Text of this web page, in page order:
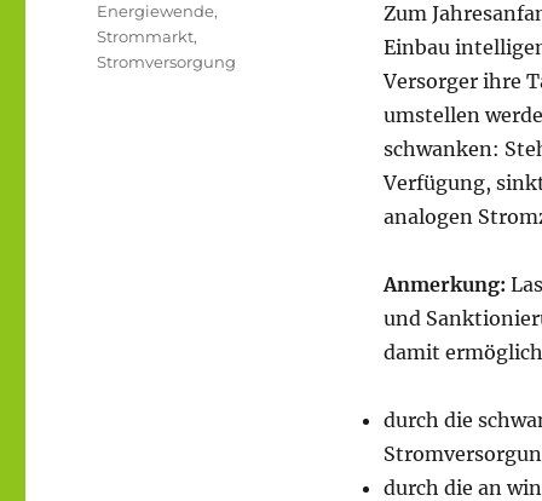
Zum
Einbau
Versorger ihre
umstellen
schwanken:
Verfügung,
analogen
Anmerkung:
und
damit
durch die
durch die an
Schlagwörter
Energiewende,
Strommarkt,
Stromversorgung